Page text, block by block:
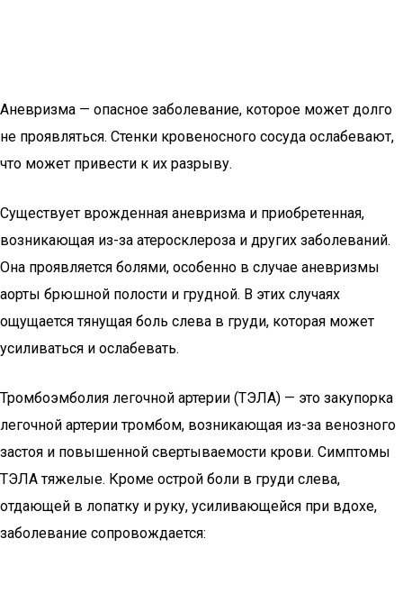
Аневризма — опасное заболевание, которое может долго
не проявляться. Стенки кровеносного сосуда ослабевают,
что может привести к их разрыву.
Существует врожденная аневризма и приобретенная,
возникающая из-за атеросклероза и других заболеваний.
Она проявляется болями, особенно в случае аневризмы
аорты брюшной полости и грудной. В этих случаях
ощущается тянущая боль слева в груди, которая может
усиливаться и ослабевать.
Тромбоэмболия легочной артерии (ТЭЛА) — это закупорка
легочной артерии тромбом, возникающая из-за венозного
застоя и повышенной свертываемости крови. Симптомы
ТЭЛА тяжелые. Кроме острой боли в груди слева,
отдающей в лопатку и руку, усиливающейся при вдохе,
заболевание сопровождается: